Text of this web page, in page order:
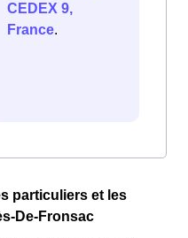
CEDEX 9,
France.
particuliers et les
De-Fronsac